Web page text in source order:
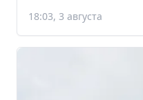
18:03, 3 августа